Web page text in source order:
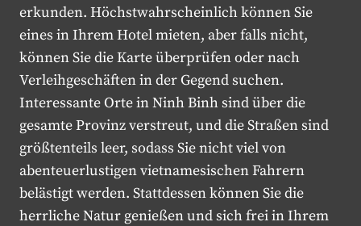
erkunden. Höchstwahrscheinlich können Sie
eines in Ihrem Hotel mieten, aber falls nicht,
können Sie die Karte überprüfen oder nach
Verleihgeschäften in der Gegend suchen.
Interessante Orte in Ninh Binh sind über die
gesamte Provinz verstreut, und die Straßen sind
größtenteils leer, sodass Sie nicht viel von
abenteuerlustigen vietnamesischen Fahrern
belästigt werden. Stattdessen können Sie die
herrliche Natur genießen und sich frei in Ihrem